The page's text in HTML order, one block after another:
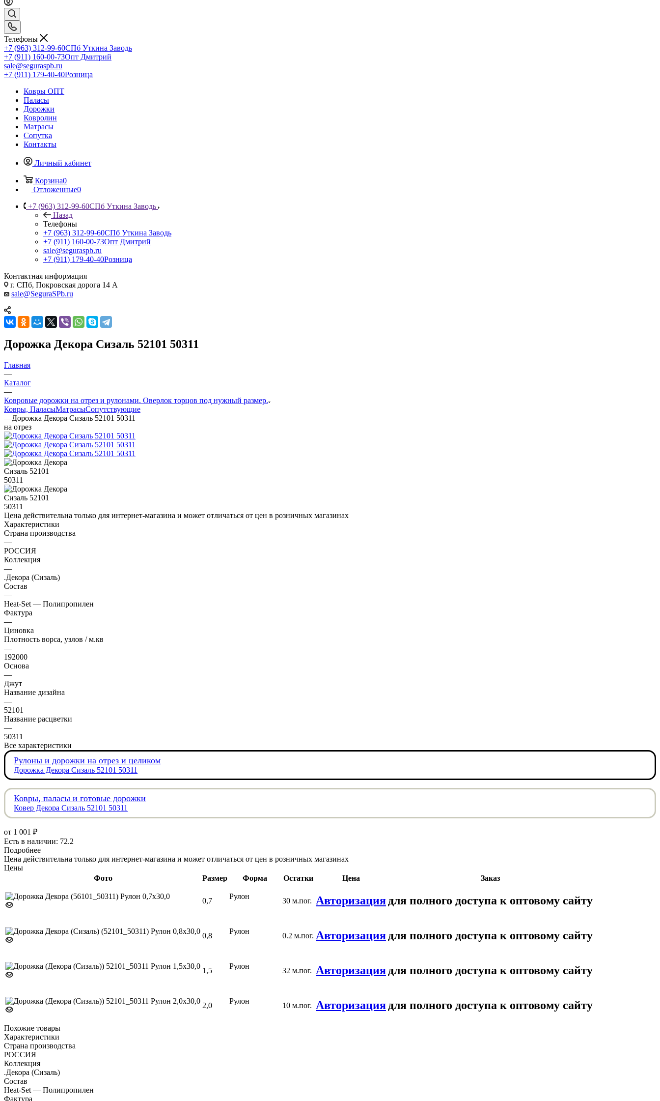
Телефоны
+7 (963) 312-99-60СПб Уткина Заводь
+7 (911) 160-00-73Опт Дмитрий
sale@seguraspb.ru
+7 (911) 179-40-40Розница
Ковры ОПТ
Паласы
Дорожки
Ковролин
Матрасы
Сопутка
Контакты
Личный кабинет
Корзина0
Отложенные0
+7 (963) 312-99-60СПб Уткина Заводь
Назад
Телефоны
+7 (963) 312-99-60СПб Уткина Заводь
+7 (911) 160-00-73Опт Дмитрий
sale@seguraspb.ru
+7 (911) 179-40-40Розница
Контактная информация
г. СПб, Покровская дорога 14 А
sale@SeguraSPb.ru
Дорожка Декора Сизаль 52101 50311
Главная
—
Каталог
—
Ковровые дорожки на отрез и рулонами. Оверлок торцов под нужный размер.
Ковры, ПаласыМатрасыСопутствующие
—Дорожка Декора Сизаль 52101 50311
на отрез
Цена действительна только для интернет-магазина и может отличаться от цен в розничных магазинах
Характеристики
Страна производства
—
РОССИЯ
Коллекция
—
.Декора (Сизаль)
Состав
—
Heat-Set — Полипропилен
Фактура
—
Циновка
Плотность ворса, узлов / м.кв
—
192000
Основа
—
Джут
Название дизайна
—
52101
Название расцветки
—
50311
Все характеристики
Рулоны и дорожки на отрез и целиком
Дорожка Декора Сизаль 52101 50311
Ковры, паласы и готовые дорожки
Ковер Декора Сизаль 52101 50311
от 1 001 ₽
Есть в наличии: 72.2
Подробнее
Цена действительна только для интернет-магазина и может отличаться от цен в розничных магазинах
Цены
Фото
Размер Форма Остатки Цена Заказ
0,7
Рулон
30 м.пог. Авторизациядля полного доступа к оптовому сайту
0,8
Рулон
0.2 м.пог. Авторизациядля полного доступа к оптовому сайту
1,5
Рулон
32 м.пог. Авторизациядля полного доступа к оптовому сайту
2,0
Рулон
10 м.пог. Авторизациядля полного доступа к оптовому сайту
Похожие товары
Характеристики
Страна производства
РОССИЯ
Коллекция
.Декора (Сизаль)
Состав
Heat-Set — Полипропилен
Фактура